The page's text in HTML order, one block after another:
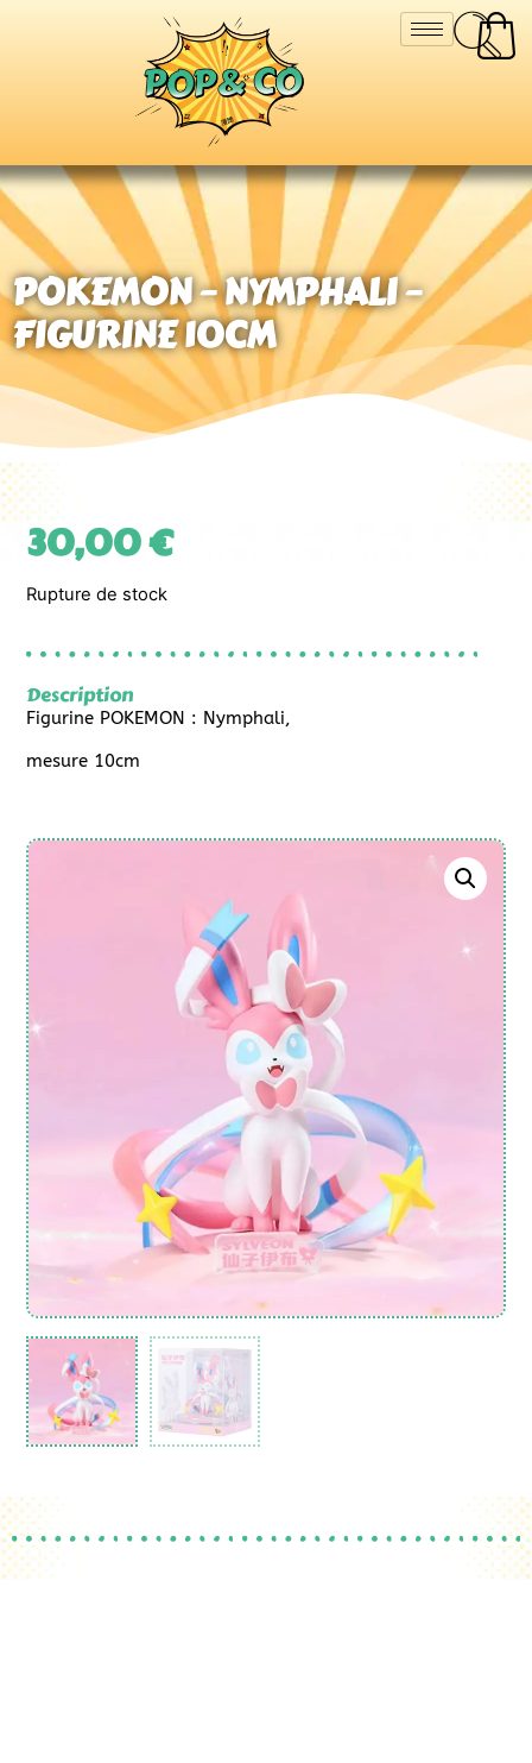
POKEMON – NYMPHALI –
FIGURINE 10CM
30,00€
Rupture de stock
Description
Figurine POKEMON : Nymphali,
mesure 10cm